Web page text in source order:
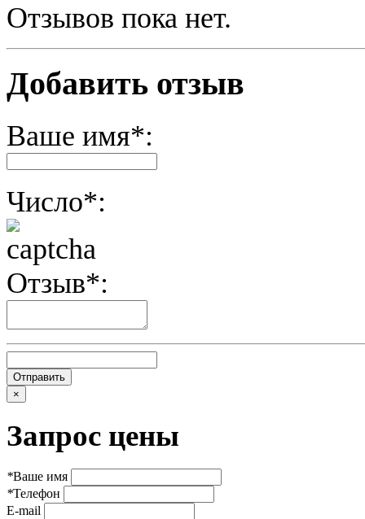
Отзывов пока нет.
Добавить отзыв
Ваше имя*:
Число*:
Отзыв*:
×
Запрос цены
*Ваше имя
*Телефон
E-mail